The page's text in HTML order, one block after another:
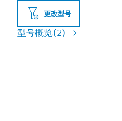
更改型号
型号概览(2)